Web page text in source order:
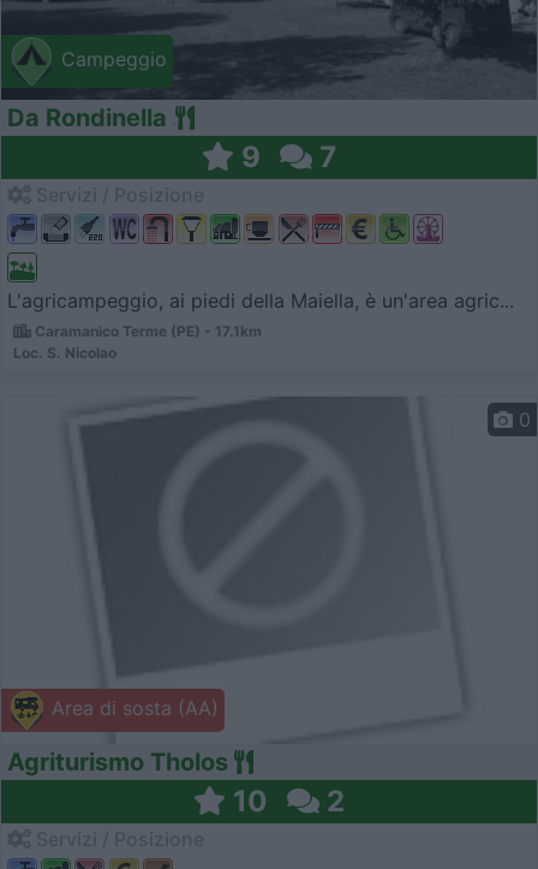
Campeggio
Da Rondinella
9 7
L'agricampeggio, ai piedi della Maiella, è un'area agric...
Caramanico Terme (PE) - 17.1km
Loc. S. Nicolao
Area di sosta (AA)
0
Agriturismo Tholos
10 2